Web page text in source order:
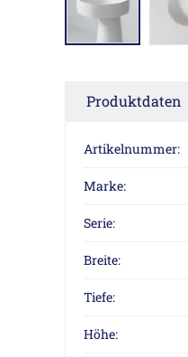
Produktdaten
Artikelnummer:
Marke:
Serie:
Breite:
Tiefe:
Höhe: